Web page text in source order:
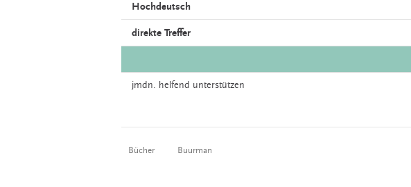
Hochdeutsch
direkte Treffer
jmdn. helfend unterstützen
Bücher Buurman